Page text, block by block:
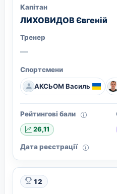
Капітан
ЛИХОВИДОВ Євгеній
Тренер
—
Спортсмени
АКСЬОМ Василь
Рейтингові бали
26,11
Дата реєстрації
12